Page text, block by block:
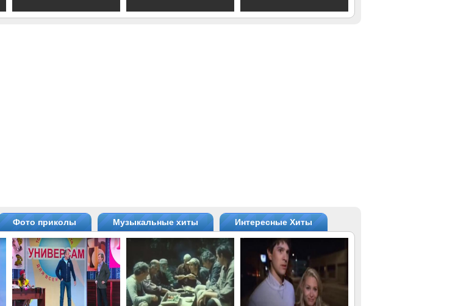
Фото приколы Музыкальные хиты Интересные Хиты